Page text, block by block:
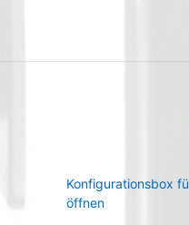
Konfigurationsbox
öffnen